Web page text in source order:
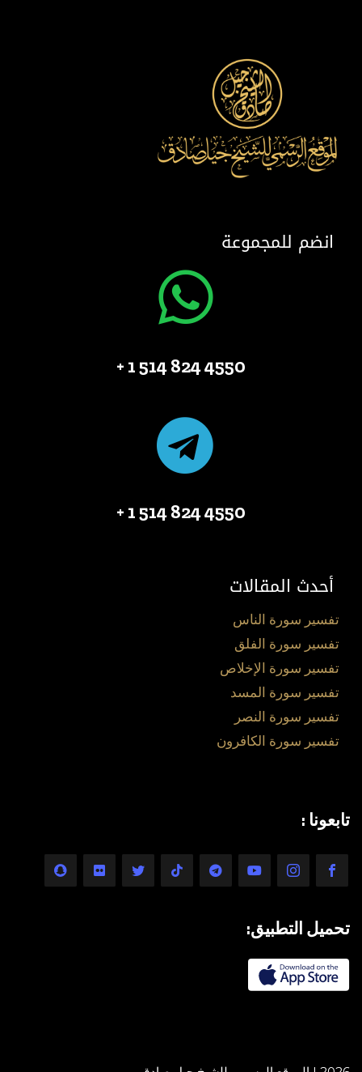
انضم للمجموعة
4550 824 514 1 +
4550 824 514 1 +
أحدث المقالات
تفسير سورة الناس
تفسير سورة الفلق
تفسير سورة الإخلاص
تفسير سورة المسد
تفسير سورة النصر
تفسير سورة الكافرون
تابعونا :
تحميل التطبيق: